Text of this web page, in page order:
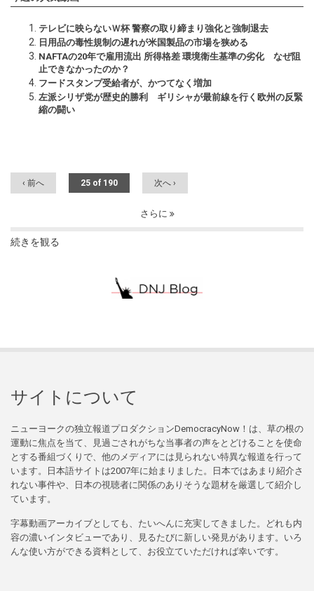
テレビに映らないＷ杯 警察の取り締まり強化と強制退去
日用品の毒性規制の遅れが米国製品の市場を狭める
NAFTAの20年で雇用流出 所得格差 環境衛生基準の劣化 なぜ阻
止できなかったのか？
フードスタンプ受給者が、かつてなく増加
左派シリザ党が歴史的勝利 ギリシャが最前線を行く欧州の反緊
縮の闘い
‹ 前へ 25 of 190 次へ ›
さらに
続きを観る
サイトについて
ニューヨークの独立報道プロダクションDemocracyNow！は、草の根の
運動に焦点を当て、見過ごされがちな当事者の声をとどけることを使命
とする番組づくりで、他のメディアには見られない特異な報道を行って
います。日本語サイトは2007年に始まりました。日本ではあまり紹介さ
れない事件や、日本の視聴者に関係のありそうな題材を厳選して紹介し
ています。
字幕動画アーカイブとしても、たいへんに充実してきました。どれも内
容の濃いインタビューであり、見るたびに新しい発見があります。いろ
んな使い方ができる資料として、お役立ていただければ幸いです。